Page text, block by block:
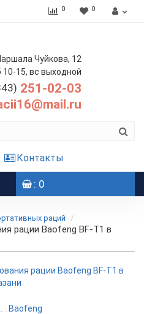
0 0
Чуйкова, 12
10-15, вс выходной
251-02-03
Контакты
: 0
раций
рации Baofeng BF-T1 в
Baofeng